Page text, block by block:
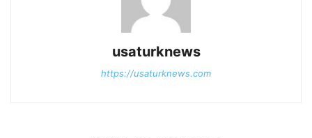
usaturknews
https://usaturknews.com